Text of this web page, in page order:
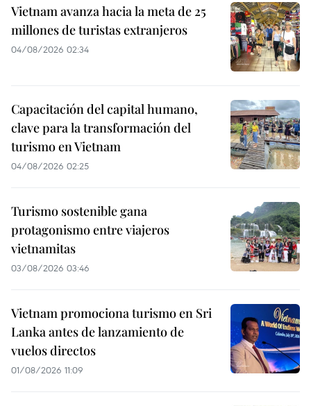
Vietnam avanza hacia la meta de 25
millones de turistas extranjeros
04/08/2026 02:34
Capacitación del capital humano,
clave para la transformación del
turismo en Vietnam
04/08/2026 02:25
Turismo sostenible gana
protagonismo entre viajeros
vietnamitas
03/08/2026 03:46
Vietnam promociona turismo en Sri
Lanka antes de lanzamiento de
vuelos directos
01/08/2026 11:09